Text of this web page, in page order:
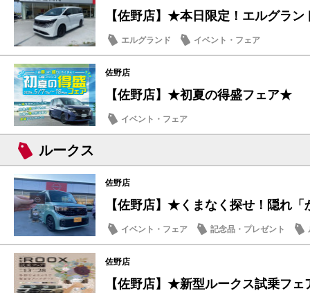
【佐野店】★本日限定！エルグラ
エルグランド イベント・フェア
佐野店
【佐野店】★初夏の得盛フェア★
イベント・フェア
ルークス
佐野店
【佐野店】★くまなく探せ！隠れ「
イベント・フェア 記念品・プレゼント
佐野店
【佐野店】★新型ルークス試乗フ